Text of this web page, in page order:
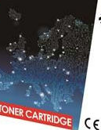
Video IP
si UPS-uri